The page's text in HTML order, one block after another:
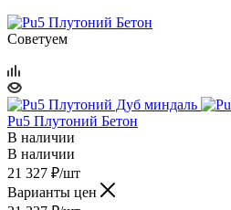
Советуем
Pu5 Плутоний Бетон
В наличии
В наличии
21 327 ₽/шт
Варианты цен